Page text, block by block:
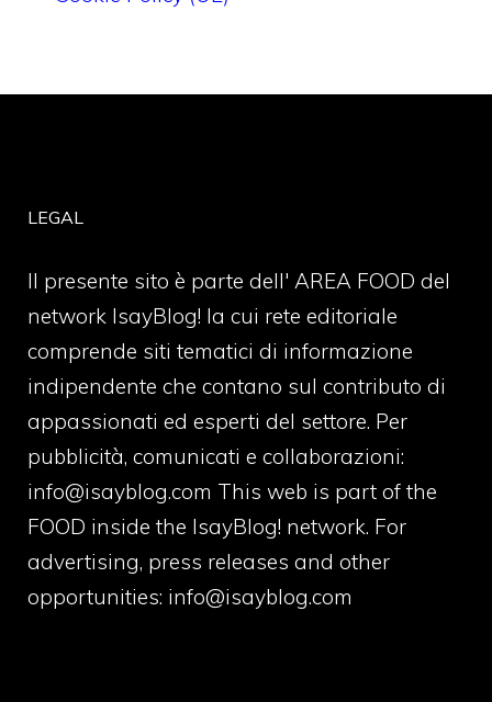
LEGAL
Il presente sito è parte dell' AREA FOOD del
network IsayBlog! la cui rete editoriale
comprende siti tematici di informazione
indipendente che contano sul contributo di
appassionati ed esperti del settore. Per
pubblicità, comunicati e collaborazioni:
info@isayblog.com This web is part of the
FOOD inside the IsayBlog! network. For
advertising, press releases and other
opportunities: info@isayblog.com